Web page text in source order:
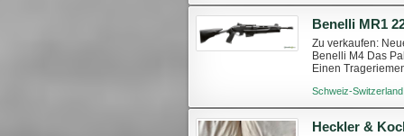
Benelli MR1
Zu verkaufen:
Benelli M4 Das
Einen
Schweiz-
Heckler &